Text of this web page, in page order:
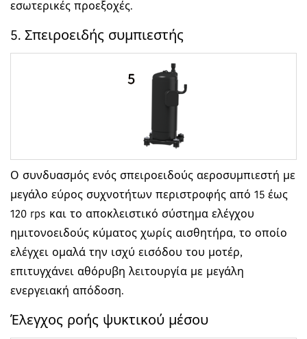
εσωτερικές προεξοχές.
5. Σπειροειδής συμπιεστής
Ο συνδυασμός ενός σπειροειδούς αεροσυμπιεστή με
μεγάλο εύρος συχνοτήτων περιστροφής από 15 έως
120 rps και το αποκλειστικό σύστημα ελέγχου
ημιτονοειδούς κύματος χωρίς αισθητήρα, το οποίο
ελέγχει ομαλά την ισχύ εισόδου του μοτέρ,
επιτυγχάνει αθόρυβη λειτουργία με μεγάλη
ενεργειακή απόδοση.
Έλεγχος ροής ψυκτικού μέσου